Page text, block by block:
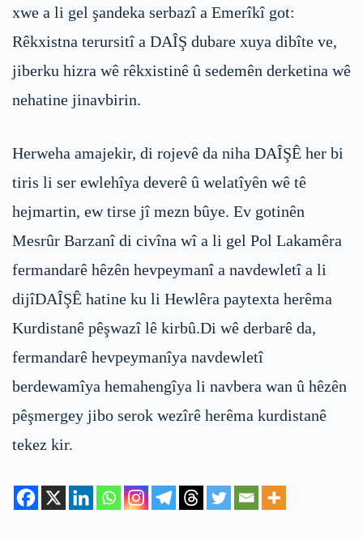
xwe a li gel şandeka serbazî a Emerîkî got:
Rêkxistna terursitî a DAÎŞ dubare xuya dibîte ve,
jiberku hizra wê rêkxistinê û sedemên derketina wê
nehatine jinavbirin.
Herweha amajekir, di rojevê da niha DAÎŞÊ her bi
tiris li ser ewlehîya deverê û welatîyên wê tê
hejmartin, ew tirse jî mezn bûye. Ev gotinên
Mesrûr Barzanî di civîna wî a li gel Pol Lakamêra
fermandarê hêzên hevpeymanî a navdewletî a li
dijîDAÎŞÊ hatine ku li Hewlêra paytexta herêma
Kurdistanê pêşwazî lê kirbû.Di wê derbarê da,
fermandarê hevpeymanîya navdewletî
berdewamîya hemahengîya li navbera wan û hêzên
pêşmergey jibo serok wezîrê herêma kurdistanê
tekez kir.